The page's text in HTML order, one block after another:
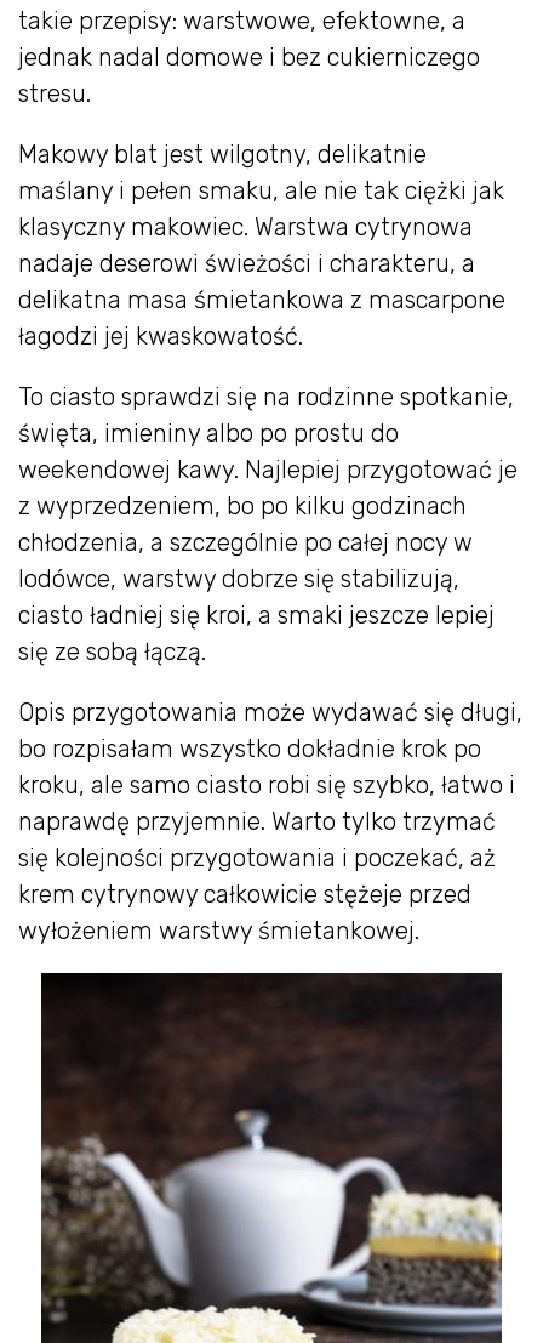
takie przepisy: warstwowe, efektowne, a
jednak nadal domowe i bez cukierniczego
stresu.
Makowy blat jest wilgotny, delikatnie
maślany i pełen smaku, ale nie tak ciężki jak
klasyczny makowiec. Warstwa cytrynowa
nadaje deserowi świeżości i charakteru, a
delikatna masa śmietankowa z mascarpone
łagodzi jej kwaskowatość.
To ciasto sprawdzi się na rodzinne spotkanie,
święta, imieniny albo po prostu do
weekendowej kawy. Najlepiej przygotować je
z wyprzedzeniem, bo po kilku godzinach
chłodzenia, a szczególnie po całej nocy w
lodówce, warstwy dobrze się stabilizują,
ciasto ładniej się kroi, a smaki jeszcze lepiej
się ze sobą łączą.
Opis przygotowania może wydawać się długi,
bo rozpisałam wszystko dokładnie krok po
kroku, ale samo ciasto robi się szybko, łatwo i
naprawdę przyjemnie. Warto tylko trzymać
się kolejności przygotowania i poczekać, aż
krem cytrynowy całkowicie stężeje przed
wyłożeniem warstwy śmietankowej.